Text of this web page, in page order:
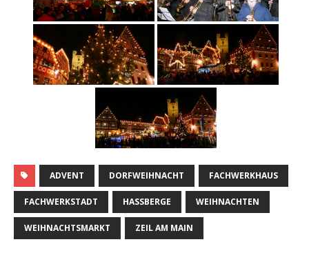
ADVENT DORFWEIHNACHT FACHWERKHAUS
FACHWERKSTADT HASSBERGE WEIHNACHTEN
WEIHNACHTSMARKT ZEIL AM MAIN